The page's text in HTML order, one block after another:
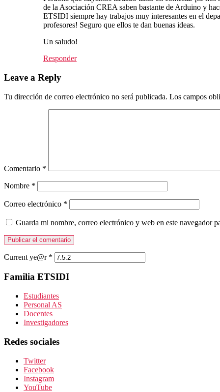
de la Asociación CREA saben bastante de Arduino y
ETSIDI siempre hay trabajos muy interesantes en el
profesores! Seguro que ellos te dan buenas ideas.
Un saludo!
Responder
Leave a Reply
Tu dirección de correo electrónico no será publicada. Los campos
Comentario *
Nombre *
Correo electrónico *
Guarda mi nombre, correo electrónico y web en este navegador
Current ye@r *
Familia ETSIDI
Estudiantes
Personal AS
Docentes
Investigadores
Redes sociales
Twitter
Facebook
Instagram
YouTube